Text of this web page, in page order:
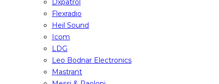
Dxpatrol
Flexradio
Heil Sound
Icom
LDG
Leo Bodnar Electronics
Mastrant